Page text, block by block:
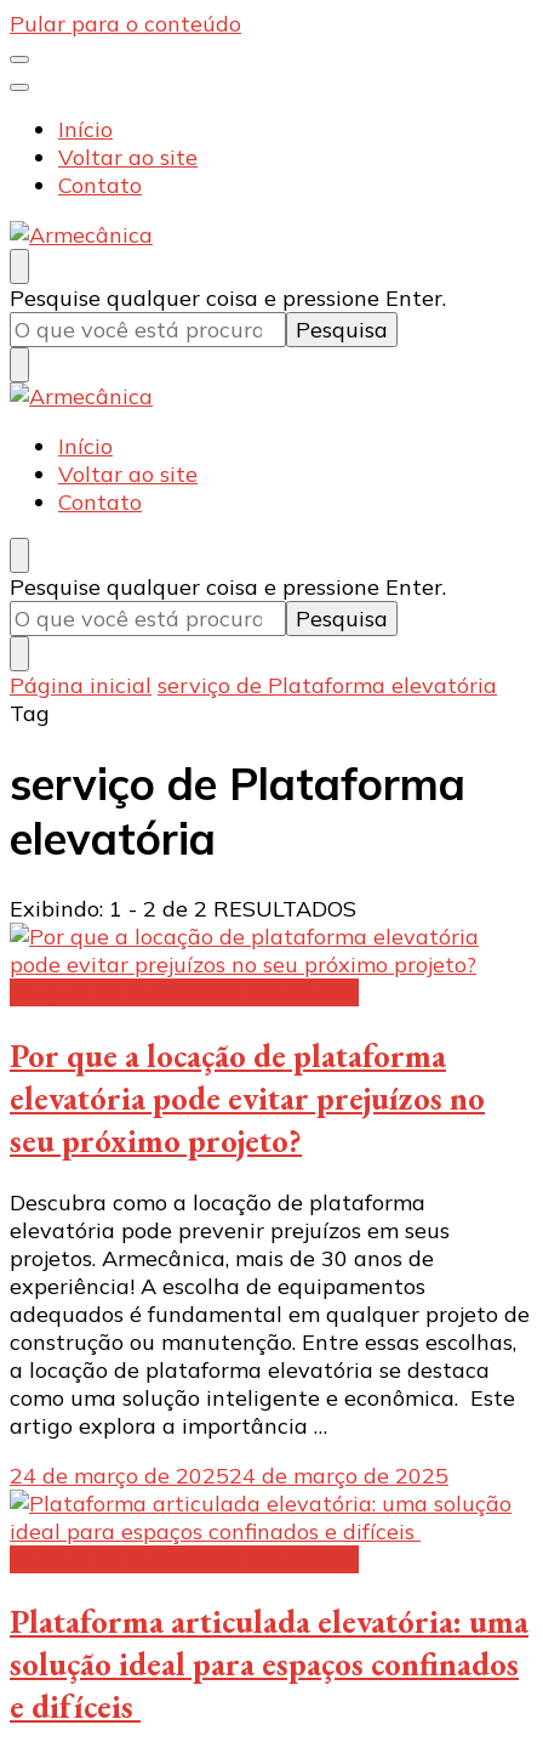
Pular para o conteúdo
Início
Voltar ao site
Contato
Armecânica
Blog
Procurando
algo?
Pesquise qualquer coisa e pressione Enter.
Armecânica
Blog
Início
Voltar ao site
Contato
Procurando
algo?
Pesquise qualquer coisa e pressione Enter.
Página inicial serviço de Plataforma elevatória
Tag
serviço de Plataforma
elevatória
Exibindo: 1 - 2 de 2 RESULTADOS
Por que a locação de plataforma
elevatória pode evitar prejuízos no
seu próximo projeto?
Descubra como a locação de plataforma
elevatória pode prevenir prejuízos em seus
projetos. Armecânica, mais de 30 anos de
experiência! A escolha de equipamentos
adequados é fundamental em qualquer projeto de
construção ou manutenção. Entre essas escolhas,
a locação de plataforma elevatória se destaca
como uma solução inteligente e econômica. Este
artigo explora a importância …
24 de março de 202524 de março de 2025
Plataforma articulada elevatória: uma
solução ideal para espaços confinados
e difíceis